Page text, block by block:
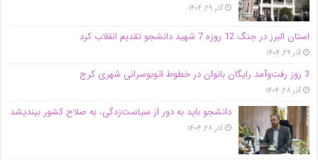
آذر ۲۹, ۱۴۰۴
استان البرز در جنگ 12 روزه 7 شهید دانشجو تقدیم انقلاب کرد
آذر ۲۹, ۱۴۰۴
3 روز رفت‌وآمد رایگان بانوان در خطوط اتوبوسرانی شهری کرج
آذر ۲۸, ۱۴۰۴
دانشجو باید به دور از سیاست‌زدگی، به صلاح کشور بیندیشد
آذر ۲۸, ۱۴۰۴